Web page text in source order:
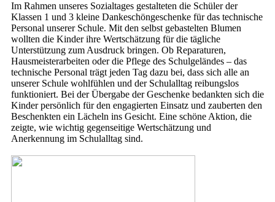
Im Rahmen unseres Sozialtages gestalteten die Schüler der
Klassen 1 und 3 kleine Dankeschöngeschenke für das technische
Personal unserer Schule. Mit den selbst gebastelten Blumen
wollten die Kinder ihre Wertschätzung für die tägliche
Unterstützung zum Ausdruck bringen. Ob Reparaturen,
Hausmeisterarbeiten oder die Pflege des Schulgeländes – das
technische Personal trägt jeden Tag dazu bei, dass sich alle an
unserer Schule wohlfühlen und der Schulalltag reibungslos
funktioniert. Bei der Übergabe der Geschenke bedankten sich die
Kinder persönlich für den engagierten Einsatz und zauberten den
Beschenkten ein Lächeln ins Gesicht. Eine schöne Aktion, die
zeigte, wie wichtig gegenseitige Wertschätzung und
Anerkennung im Schulalltag sind.